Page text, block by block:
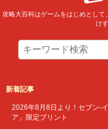
攻略大百科はゲームをはじめとし
け
新着記事
2026年8月8日より！セブン‐
ア」限定プリント